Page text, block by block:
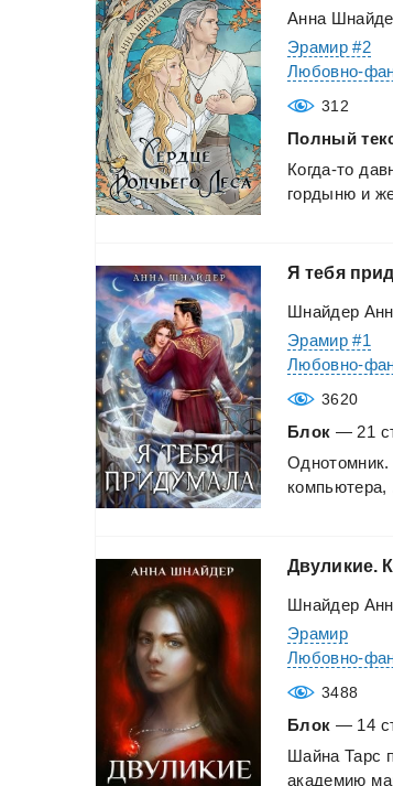
Анна
Эрамир #2
Любовно-
312
Полный
Когда-то
гордыню и
Я тебя
Шнайдер
Эрамир #1
Любовно-
3620
Блок — 21
Однотомник.
компьютера,
Двуликие.
Шнайдер
Эрамир
Любовно-
3488
Блок — 14
Шайна Тарс
академию